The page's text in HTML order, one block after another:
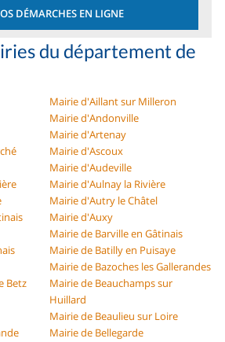
DÉMARCHES EN LIGNE
du département de
Mairie d'Aillant sur Milleron
Mairie d'Andonville
Mairie d'Artenay
Mairie d'Ascoux
Mairie d'Audeville
Mairie d'Aulnay la Rivière
Mairie d'Autry le Châtel
Mairie d'Auxy
Mairie de Barville en Gâtinais
Mairie de Batilly en Puisaye
Mairie de Bazoches les Gallerandes
Betz
Mairie de Beauchamps sur
Huillard
Mairie de Beaulieu sur Loire
Mairie de Bellegarde